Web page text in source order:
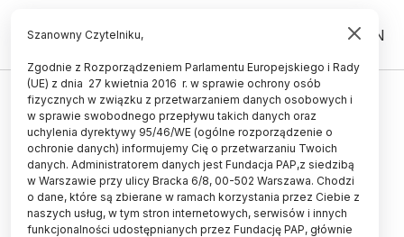
PL EN
INNOWACJE
Bison Fellowship – rusza nowy
program mentoringowy dla
młodych innowatorów
28.04.2026
aktualizacja: 03.05.2026
2 minuty czytania
Szanowny Czytelniku,
Zgodnie z Rozporządzeniem Parlamentu Europejskiego i Rady
(UE) z dnia 27 kwietnia 2016 r. w sprawie ochrony osób
fizycznych w związku z przetwarzaniem danych osobowych i
w sprawie swobodnego przepływu takich danych oraz
uchylenia dyrektywy 95/46/WE (ogólne rozporządzenie o
ochronie danych) informujemy Cię o przetwarzaniu Twoich
danych. Administratorem danych jest Fundacja PAP,z siedzibą
w Warszawie przy ulicy Bracka 6/8, 00-502 Warszawa. Chodzi
o dane, które są zbierane w ramach korzystania przez Ciebie z
naszych usług, w tym stron internetowych, serwisów i innych
funkcjonalności udostępnianych przez Fundację PAP, głównie